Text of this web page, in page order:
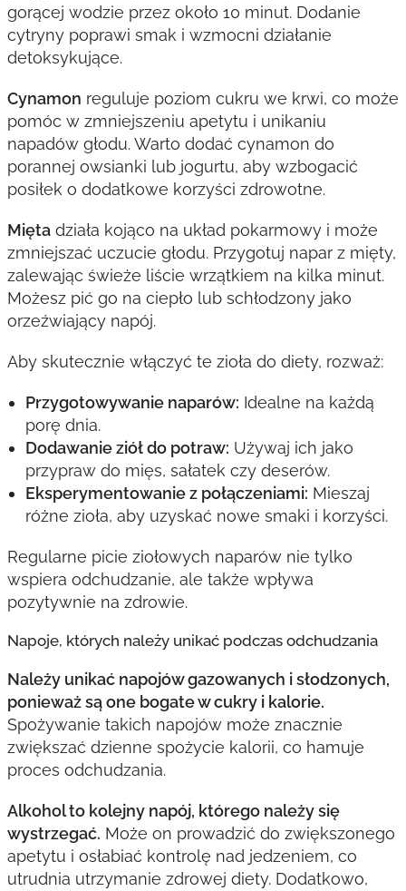
gorącej wodzie przez około 10 minut. Dodanie
cytryny poprawi smak i wzmocni działanie
detoksykujące.
Cynamon reguluje poziom cukru we krwi, co może
pomóc w zmniejszeniu apetytu i unikaniu
napadów głodu. Warto dodać cynamon do
porannej owsianki lub jogurtu, aby wzbogacić
posiłek o dodatkowe korzyści zdrowotne.
Miętadziała kojąco na układ pokarmowy i może
zmniejszać uczucie głodu. Przygotuj napar z mięty,
zalewając świeże liście wrzątkiem na kilka minut.
Możesz pić go na ciepło lub schłodzony jako
orzeźwiający napój.
Aby skutecznie włączyć te zioła do diety, rozważ:
Przygotowywanie naparów: Idealne na każdą
porę dnia.
Dodawanie ziół do potraw: Używaj ich jako
przypraw do mięs, sałatek czy deserów.
Eksperymentowanie z połączeniami: Mieszaj
różne zioła, aby uzyskać nowe smaki i korzyści.
Regularne picie ziołowych naparów nie tylko
wspiera odchudzanie, ale także wpływa
pozytywnie na zdrowie.
Napoje, których należy unikać podczas odchudzania
Należy unikać napojów gazowanych i słodzonych,
ponieważ są one bogate w cukry i kalorie.
Spożywanie takich napojów może znacznie
zwiększać dzienne spożycie kalorii, co hamuje
proces odchudzania.
Alkohol to kolejny napój, którego należy się
wystrzegać. Może on prowadzić do zwiększonego
apetytu i osłabiać kontrolę nad jedzeniem, co
utrudnia utrzymanie zdrowej diety. Dodatkowo,